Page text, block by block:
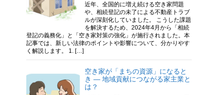
近年、全国的に増え続ける空き家問題
や、相続登記の未了による不動産トラブ
ルが深刻化していました。 こうした課題
を解決するため、2024年4月から「相続
登記の義務化」と「空き家対策の強化」が施行されました。本
記事では、新しい法律のポイントや影響について、分かりやす
く解説します。 1. […]
空き家が「まちの資源」になると
き ― 地域貢献につながる家主業と
は？